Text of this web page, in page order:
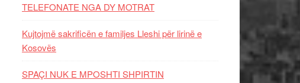
TELEFONATE NGA DY MOTRAT
Kujtojmë sakrificën e familjes Lleshi për lirinë e
Kosovës
SPAÇI NUK E MPOSHTI SHPIRTIN